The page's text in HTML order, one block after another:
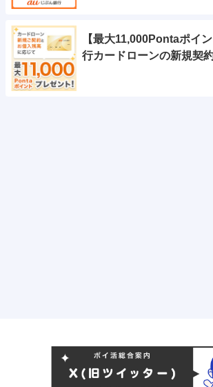
【最大11,000Pontaポイ
行カードローンの新規契